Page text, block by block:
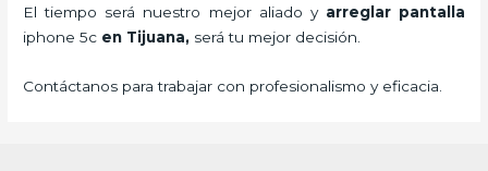
El tiempo será nuestro mejor aliado y arreglar pantalla
iphone 5c en Tijuana, será tu mejor decisión.
Contáctanos para trabajar con profesionalismo y eficacia.